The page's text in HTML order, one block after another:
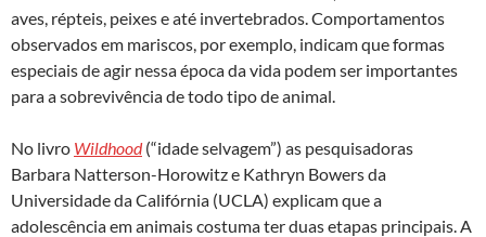
aves, répteis, peixes e até invertebrados. Comportamentos
observados em mariscos, por exemplo, indicam que formas
especiais de agir nessa época da vida podem ser importantes
para a sobrevivência de todo tipo de animal.
No livro Wildhood(“idade selvagem”) as pesquisadoras
Barbara Natterson-Horowitz e Kathryn Bowers da
Universidade da Califórnia (UCLA) explicam que a
adolescência em animais costuma ter duas etapas principais. A